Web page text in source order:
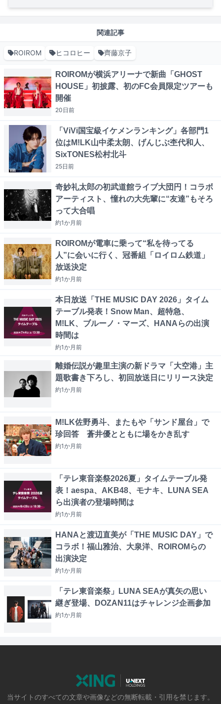
関連記事
ROIROM ヒコロヒー 齊藤京子
ROIROMが横浜アリーナで新曲「GHOST
HOUSE」初披露、初のFC会員限定ツアーも
開催
20日前
「ViVi国宝級イケメンランキング」各部門1
位はM!LK山中柔太朗、げんじぶ杢代和人、
SixTONES松村北斗
25日前
奇妙礼太郎の初武道館ライブ大団円！コラボ
アーティスト、憧れの大先輩に“友達”もそろ
って大合唱
約1か月前
ROIROMが電車に乗って“私を待ってる
人”に会いに行く、冠番組「ロイロム鉄道」
放送決定
約1か月前
本日放送「THE MUSIC DAY 2026」タイム
テーブル発表！Snow Man、超特急、
M!LK、ブルーノ・マーズ、HANAらの出演
時間は
約1か月前
離婚伝説が趣里主演の新ドラマ「大空港」主
題歌書き下ろし、初回放送日にリリース決定
約1か月前
M!LK佐野勇斗、またもや「サンド屋台」で
珍回答 蒼井優とともに場をかき乱す
約1か月前
「テレ東音楽祭2026夏」タイムテーブル発
表！aespa、AKB48、モナキ、LUNA SEA
ら出演者の登場時間は
約1か月前
HANAと渡辺直美が「THE MUSIC DAY」で
コラボ！福山雅治、大泉洋、ROIROMらの
出演決定
約1か月前
「テレ東音楽祭」LUNA SEAが真矢の思い
継ぎ登場、DOZAN11はチャレンジ企画参加
約1か月前
当サイトのすべての文章や画像などの無断転載・引用を禁じます。